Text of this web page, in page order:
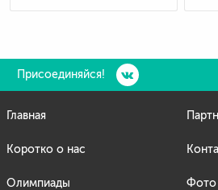
Присоединяйся!
Главная
Коротко о нас
Олимпиады Фото